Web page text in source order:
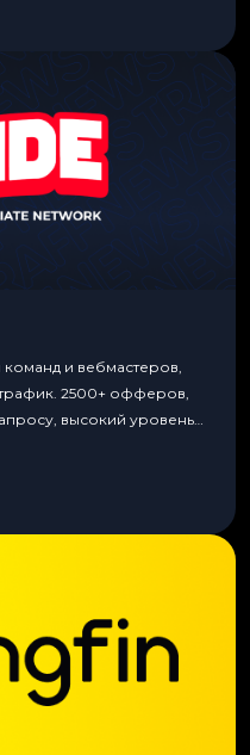
и вебмастеров,
2500+ офферов,
высокий уровень